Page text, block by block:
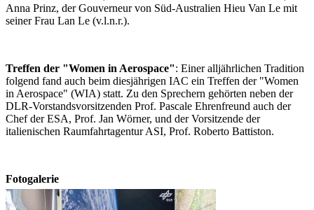
Anna Prinz, der Gouverneur von Süd-Australien Hieu Van Le mit
seiner Frau Lan Le (v.l.n.r.).
Treffen der "Women in Aerospace": Einer alljährlichen Tradition
folgend fand auch beim diesjährigen IAC ein Treffen der "Women
in Aerospace" (WIA) statt. Zu den Sprechern gehörten neben der
DLR-Vorstandsvorsitzenden Prof. Pascale Ehrenfreund auch der
Chef der ESA, Prof. Jan Wörner, und der Vorsitzende der
italienischen Raumfahrtagentur ASI, Prof. Roberto Battiston.
Fotogalerie